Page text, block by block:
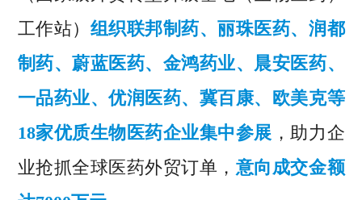
工作站） 组织联邦制药、丽珠医药、润都
制药、蔚蓝医药、金鸿药业、晨安医药、
一品药业、优润医药、冀百康、欧美克等
18家优质生物医药企业集中参展 ，助力企
业抢抓全球医药外贸订单， 意向成交金额